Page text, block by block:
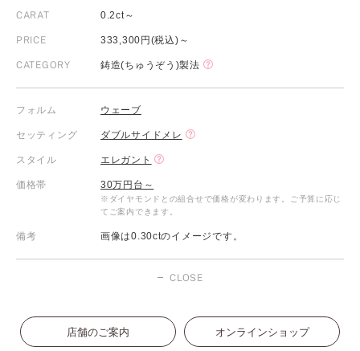
CARAT 0.2ct～
PRICE 333,300円(税込)～
CATEGORY 鋳造(ちゅうぞう)製法
フォルム ウェーブ
セッティング ダブルサイドメレ
スタイル エレガント
価格帯 30万円台～
※ダイヤモンドとの組合せで価格が変わります。ご予算に応じ
てご案内できます。
備考 画像は0.30ctのイメージです。
CLOSE
店舗のご案内 オンラインショップ